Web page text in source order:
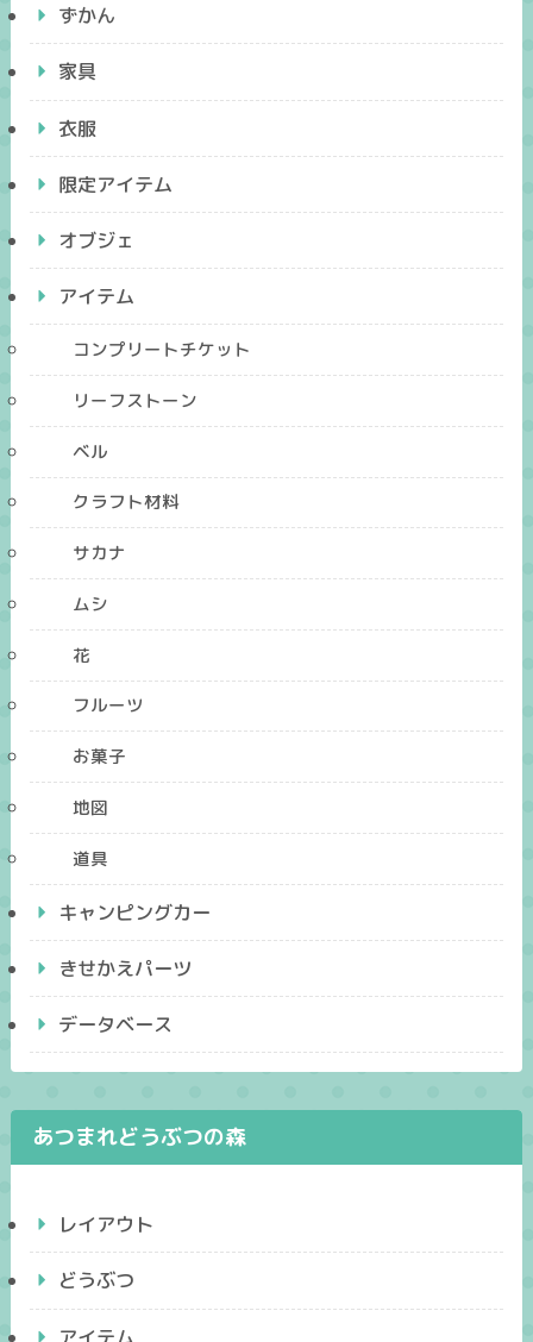
ずかん
家具
衣服
限定アイテム
オブジェ
アイテム
コンプリートチケット
リーフストーン
ベル
クラフト材料
サカナ
ムシ
花
フルーツ
お菓子
地図
道具
キャンピングカー
きせかえパーツ
データベース
あつまれどうぶつの森
レイアウト
どうぶつ
アイテム